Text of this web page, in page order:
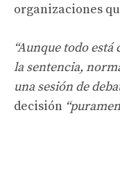
organizaciones
“Aunque todo
la sentencia,
una sesión de
decisión